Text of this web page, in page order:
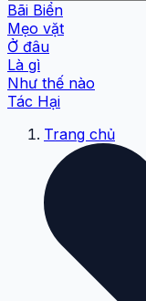
Bãi Biển
Mẹo vặt
Ở đâu
Là gì
Như thế nào
Tác Hại
Trang chủ